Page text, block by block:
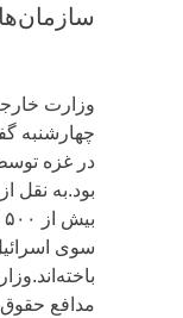
وزارت
چهارشنبه
در غزه
بود.به
سوی
مدافع